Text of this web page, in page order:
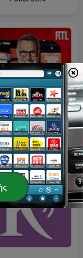
Grosses Têtes